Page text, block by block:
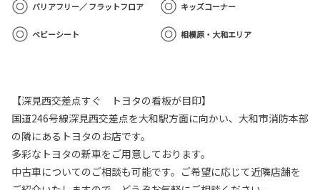
バリアフリー／ フラットフロア キッズコーナー
ベビーシート 相模原・大和エリア
【深見西交差点すぐ トヨタの看板が目印】
国道246号線深見西交差点を大和駅方面に向かい、大和市消防本部
の隣にあるトヨタのお店です。
多彩なトヨタの新車をご用意しております。
中古車についてのご相談も可能です。ご希望に応じて近隣店舗を